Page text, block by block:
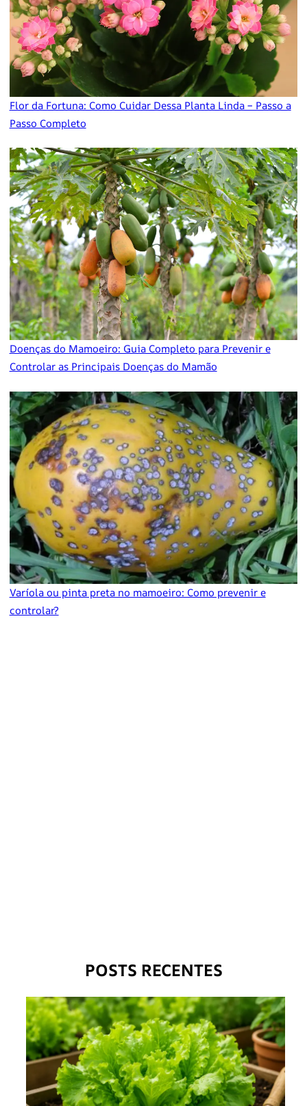
Flor da Fortuna: Como Cuidar Dessa Planta Linda – Passo a
Passo Completo
Doenças do Mamoeiro: Guia Completo para Prevenir e
Controlar as Principais Doenças do Mamão
Varíola ou pinta preta no mamoeiro: Como prevenir e
controlar?
POSTS RECENTES